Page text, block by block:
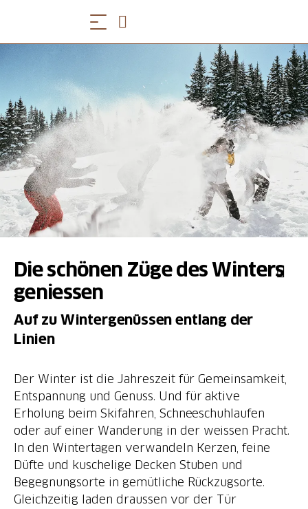
Die schönen Züge des Winters
geniessen
Auf zu Wintergenüssen entlang der
Linien
Der Winter ist die Jahreszeit für Gemeinsamkeit,
Entspannung und Genuss. Und für aktive
Erholung beim Skifahren, Schneeschuhlaufen
oder auf einer Wanderung in der weissen Pracht.
In den Wintertagen verwandeln Kerzen, feine
Düfte und kuschelige Decken Stuben und
Begegnungsorte in gemütliche Rückzugsorte.
Gleichzeitig laden draussen vor der Tür